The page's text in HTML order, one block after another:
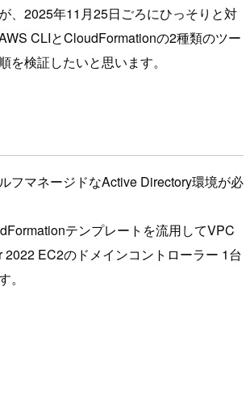
、2025年11月25日ごろにひっそりと対
CLIとCloudFormationの2種類のツー
を検証したいと思います。
フマネージドなActive Directory環境が必
テンプレートを流用してVPC
2022 EC2のドメインコントローラー 1台
。